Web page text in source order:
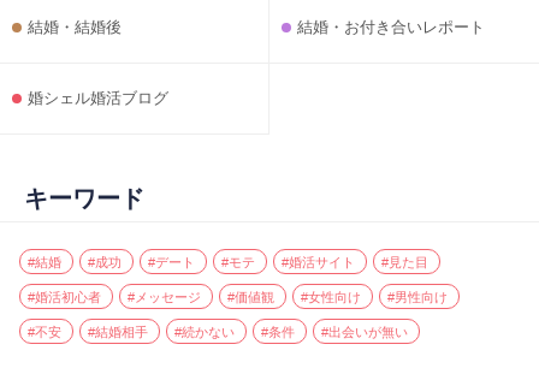
結婚・結婚後 結婚・お付き合いレポート
婚シェル婚活ブログ
キーワード
#結婚 #成功 #デート #モテ #婚活サイト #見た目
#婚活初心者 #メッセージ #価値観 #女性向け #男性向け
#不安 #結婚相手 #続かない #条件 #出会いが無い